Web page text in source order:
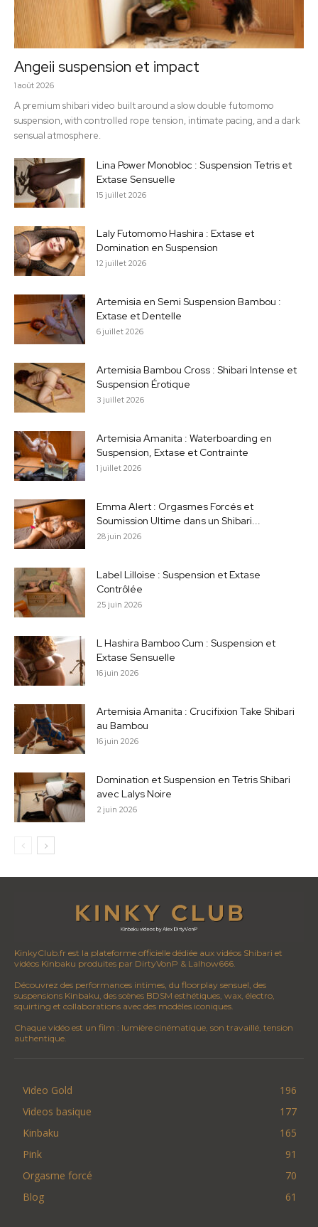
Angeii suspension et impact
1 août 2026
A premium shibari video built around a slow double futomomo
suspension, with controlled rope tension, intimate pacing, and a dark
sensual atmosphere.
Lina Power Monobloc : Suspension Tetris et
Extase Sensuelle
15 juillet 2026
Laly Futomomo Hashira : Extase et
Domination en Suspension
12 juillet 2026
Artemisia en Semi Suspension Bambou :
Extase et Dentelle
6 juillet 2026
Artemisia Bambou Cross : Shibari Intense et
Suspension Érotique
3 juillet 2026
Artemisia Amanita : Waterboarding en
Suspension, Extase et Contrainte
1 juillet 2026
Emma Alert : Orgasmes Forcés et
Soumission Ultime dans un Shibari...
28 juin 2026
Label Lilloise : Suspension et Extase
Contrôlée
25 juin 2026
L Hashira Bamboo Cum : Suspension et
Extase Sensuelle
16 juin 2026
Artemisia Amanita : Crucifixion Take Shibari
au Bambou
16 juin 2026
Domination et Suspension en Tetris Shibari
avec Lalys Noire
2 juin 2026
KinkyClub.fr est la plateforme officielle dédiée aux vidéos Shibari et
vidéos Kinbaku produites par DirtyVonP & Lalhow666.
Découvrez des performances intimes, du floorplay sensuel, des
suspensions Kinbaku, des scènes BDSM esthétiques, wax, électro,
squirting et collaborations avec des modèles iconiques.
Chaque vidéo est un film : lumière cinématique, son travaillé, tension
authentique.
Video Gold
196
Videos basique
177
Kinbaku
165
Pink
91
Orgasme forcé
70
Blog
61